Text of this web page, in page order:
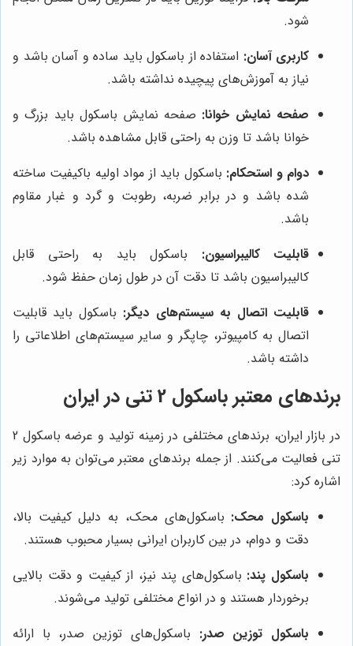
شود.
کاربری آسان: استفاده از باسکول باید ساده و آسان باشد و
نیاز به آموزش‌های پیچیده نداشته باشد.
صفحه نمایش خوانا: صفحه نمایش باسکول باید بزرگ و
خوانا باشد تا وزن به راحتی قابل مشاهده باشد.
دوام و استحکام: باسکول باید از مواد اولیه باکیفیت ساخته
شده باشد و در برابر ضربه، رطوبت و گرد و غبار مقاوم
باشد.
قابلیت کالیبراسیون: باسکول باید به راحتی قابل
کالیبراسیون باشد تا دقت آن در طول زمان حفظ شود.
قابلیت اتصال به سیستم‌های دیگر: باسکول باید قابلیت
اتصال به کامپیوتر، چاپگر و سایر سیستم‌های اطلاعاتی را
داشته باشد.
برندهای معتبر باسکول 2 تنی در ایران
در بازار ایران، برندهای مختلفی در زمینه تولید و عرضه باسکول 2
تنی فعالیت می‌کنند. از جمله برندهای معتبر می‌توان به موارد زیر
اشاره کرد:
باسکول محک: باسکول‌های محک، به دلیل کیفیت بالا،
دقت و دوام، در بین کاربران ایرانی بسیار محبوب هستند.
باسکول پند: باسکول‌های پند نیز، از کیفیت و دقت بالایی
برخوردار هستند و در انواع مختلفی تولید می‌شوند.
باسکول توزین صدر: باسکول‌های توزین صدر، با ارائه